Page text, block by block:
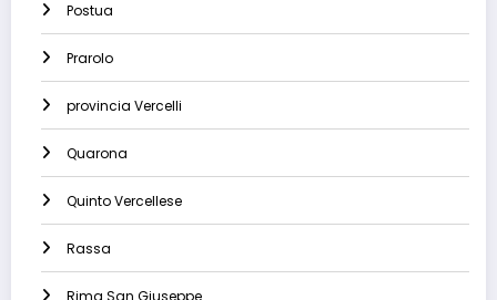
Postua
Prarolo
provincia Vercelli
Quarona
Quinto Vercellese
Rassa
Rima San Giuseppe